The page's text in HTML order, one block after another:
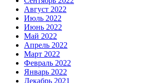
Август 2022
Июль 2022
Июнь 2022
Май 2022
Апрель 2022
Март 2022
Февраль 2022
Январь 2022
Декабрь 2021